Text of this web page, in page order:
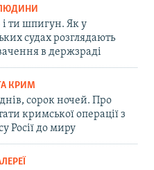
ти шпигун. Як у
судах розглядають
в держзраді
КРИМ
сорок ночей. Про
кримської операції з
Росії до миру